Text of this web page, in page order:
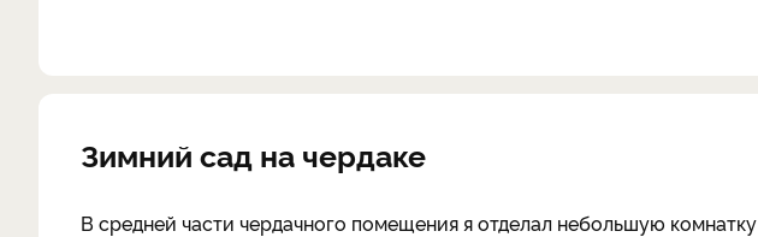
Зимний сад на чердаке
В средней части чердачного помещения я отделал небольшую